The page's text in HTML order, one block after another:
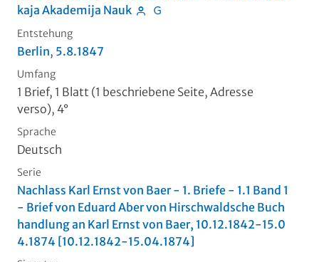
kaja Akademija Nauk
Entstehung
Berlin, 5.8.1847
Umfang
1 Brief, 1 Blatt (1 beschriebene Seite, Adresse
verso), 4°
Sprache
Deutsch
Serie
Nachlass Karl Ernst von Baer - 1. Briefe - 1.1 Band 1
- Brief von Eduard Aber von Hirschwaldsche Buch
handlung an Karl Ernst von Baer, 10.12.1842-15.0
4.1874 [10.12.1842-15.04.1874]